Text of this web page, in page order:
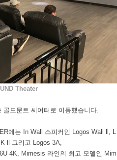
Theater
골드문트 씨어터로 이동했습니다.
에는 In Wall 스피커인 Logos Wall ll, L
ll 그리고 Logos 3A,
4K, Mimesis 라인의 최고 모델인 Mim